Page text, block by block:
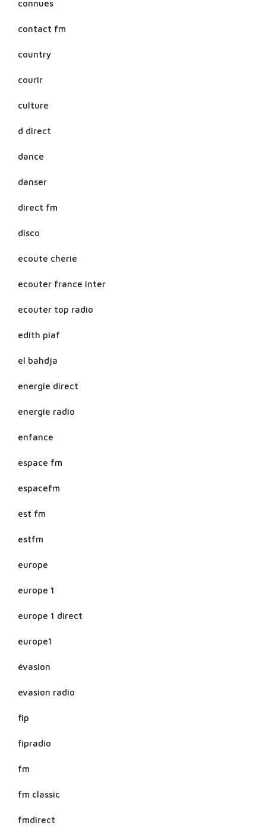
connues
contact fm
country
courir
culture
d direct
dance
danser
direct fm
disco
ecoute cherie
ecouter france inter
ecouter top radio
edith piaf
el bahdja
energie direct
energie radio
enfance
espace fm
espacefm
est fm
estfm
europe
europe 1
europe 1 direct
europe1
évasion
evasion radio
fip
fipradio
fm
fm classic
fmdirect